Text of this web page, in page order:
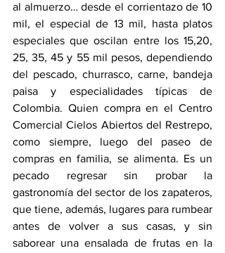
al almuerzo… desde el corrientazo de 10
mil, el especial de 13 mil, hasta platos
especiales que oscilan entre los 15,20,
25, 35, 45 y 55 mil pesos, dependiendo
del pescado, churrasco, carne, bandeja
paisa y especialidades típicas de
Colombia. Quien compra en el Centro
Comercial Cielos Abiertos del Restrepo,
como siempre, luego del paseo de
compras en familia, se alimenta. Es un
pecado regresar sin probar la
gastronomía del sector de los zapateros,
que tiene, además, lugares para rumbear
antes de volver a sus casas, y sin
saborear una ensalada de frutas en la